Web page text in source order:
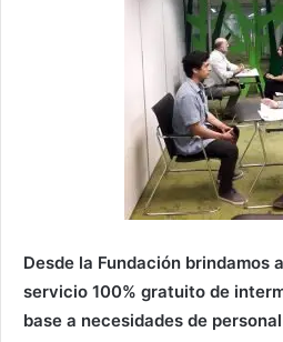
Desde la Fundación brindamos
servicio 100% gratuito de
base a necesidades de